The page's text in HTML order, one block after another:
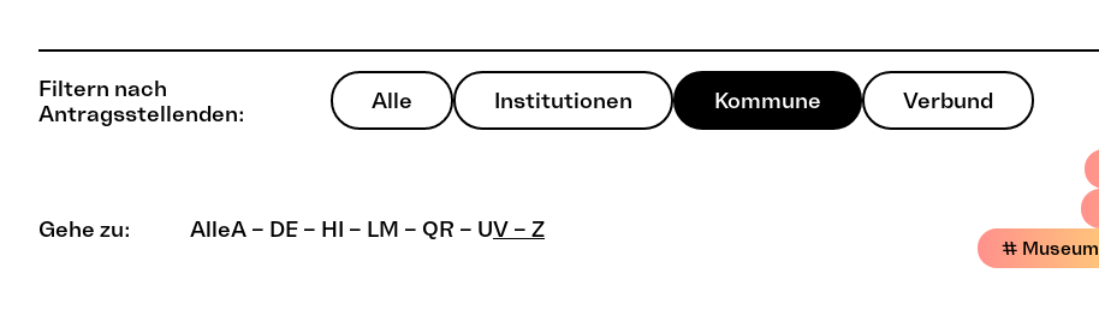
Filtern nach
Antragsstellenden:
Alle Institutionen Kommune Verbund
# Museum
Gehe zu: AlleA – DE – HI – LM – QR – UV – Z